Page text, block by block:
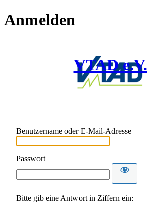
Anmelden
VTAD e.V.
Benutzername oder E-Mail-Adresse
Passwort
Bitte gib eine Antwort in Ziffern ein: